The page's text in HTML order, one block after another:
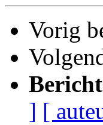
Vorig
] [